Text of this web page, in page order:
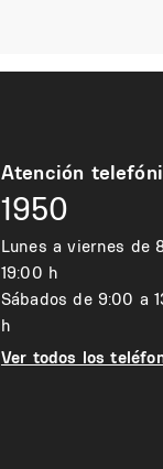
Atención
1950
Lunes a viernes de
19:00 h
Sábados de 9:00 a
h
Ver todos los